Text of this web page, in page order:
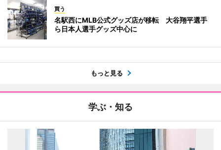
買う
名駅西にMLB公式グッズ店が移転 大谷翔平選手
ら日本人選手グッズ中心に
もっと見る
学ぶ・知る